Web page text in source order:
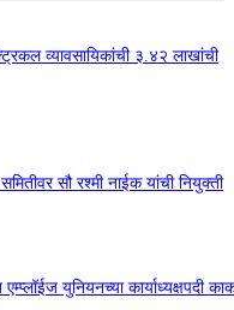
व्यावसायिकांची ३.४२ लाखांची
सौ रश्मी नाईक यांची नियुक्ती
युनियनच्या कार्याध्यक्षपदी